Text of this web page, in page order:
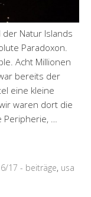
Natur Islands
Paradoxon.
Acht Millionen
bereits der
eine kleine
waren dort die
…
17 - beiträge, usa